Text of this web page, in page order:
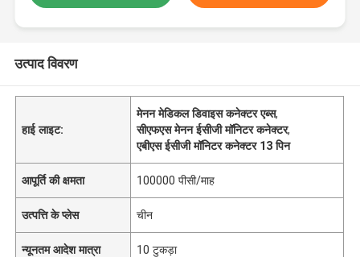
उत्पाद विवरण
हाई लाइट:
मेनन मेडिकल डिवाइस कनेक्टर एब्स,
सीएफएस मेनन ईसीजी मॉनिटर कनेक्टर,
एबीएस ईसीजी मॉनिटर कनेक्टर 13 पिन
आपूर्ति की क्षमता 100000 पीसी/माह
उत्पत्ति के प्लेस चीन
न्यूनतम आदेश मात्रा 10 टुकड़ा